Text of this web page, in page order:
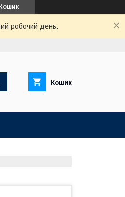
Кошик
робочий день.
Кошик